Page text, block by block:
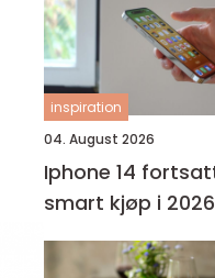
inspiration
04. August 2026
Iphone 14 fortsatt et
smart kjøp i 2026